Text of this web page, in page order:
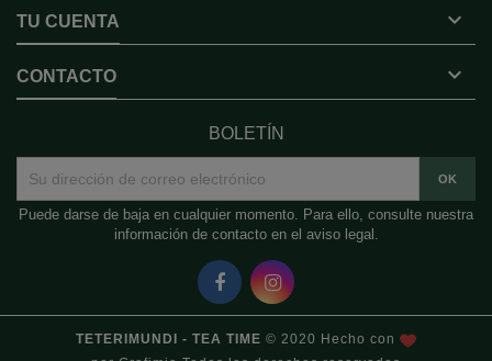
TU CUENTA 
CONTACTO 
BOLETÍN
Puede darse de baja en cualquier momento. Para ello, consulte nuestra
información de contacto en el aviso legal.
TETERIMUNDI - TEA TIME © 2020 Hecho con